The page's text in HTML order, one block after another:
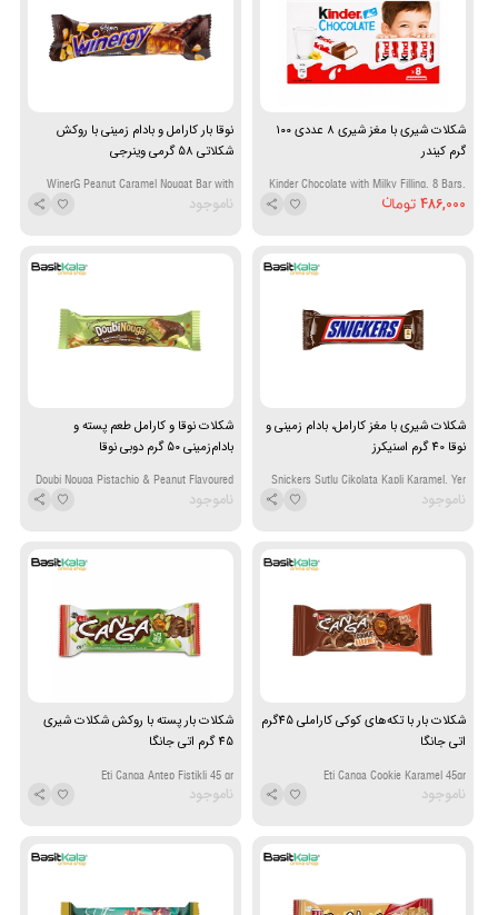
شکلات شیری با مغز شیری ۸ عددی ۱۰۰
گرم کیندر
Kinder Chocolate with Milky Filling, 8 Bars,
100g
486,000
نوقا بار کارامل و بادام زمینی با روکش
شکلاتی 58 گرمی وینرجی
WinerG Peanut Caramel Nougat Bar with
Chocolate Coating 58g
ناموجود
شکلات شیری با مغز کارامل، بادام زمینی و
نوقا 40 گرم اسنیکرز
Snickers Sutlu Cikolata Kapli Karamel, Yer
Fistigi ve Nuga 40 gr
ناموجود
شکلات نوقا و کارامل طعم پسته و
بادام‌زمینی ۵۰ گرم دوبی نوقا
Doubi Nouga Pistachio & Peanut Flavoured
Nougat Caramel Chocolate 50 g
ناموجود
شکلات بار با تکه‌های کوکی کاراملی 45گرم
اتی جانگا
Eti Canga Cookie Karamel 45gr
ناموجود
شکلات بار پسته با روکش شکلات شیری
45 گرم اتی جانگا
Eti Canga Antep Fistikli 45 gr
ناموجود